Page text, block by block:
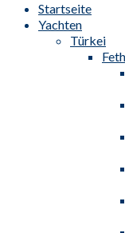
Startseite
Yachten
Türkei